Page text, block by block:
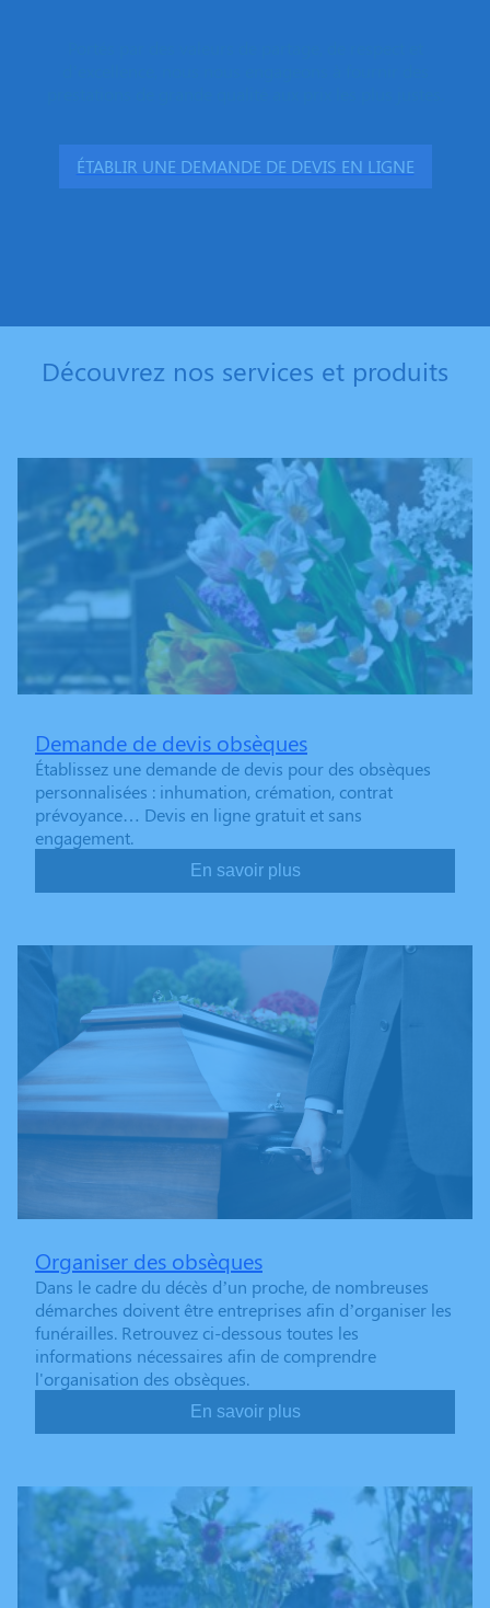
ÉTABLIR UNE DEMANDE DE DEVIS EN LIGNE
Découvrez nos services et produits
Demande de devis obsèques
Établissez une demande de devis pour des obsèques
personnalisées : inhumation, crémation, contrat
prévoyance… Devis en ligne gratuit et sans
engagement.
En savoir plus
Organiser des obsèques
Dans le cadre du décès d’un proche, de nombreuses
démarches doivent être entreprises afin d’organiser les
funérailles. Retrouvez ci-dessous toutes les
informations nécessaires afin de comprendre
l'organisation des obsèques.
En savoir plus